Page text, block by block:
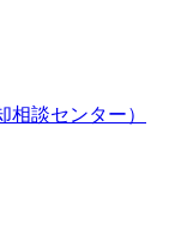
談センター）